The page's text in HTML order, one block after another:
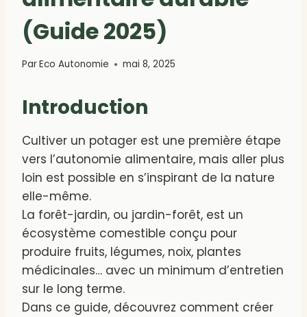
(Guide 2025)
ParEco Autonomie mai 8, 2025
Introduction
Cultiver un potager est une première étape
vers l’autonomie alimentaire, mais aller plus
loin est possible en s’inspirant de la nature
elle-même.
La forêt-jardin, ou jardin-forêt, est un
écosystème comestible conçu pour
produire fruits, légumes, noix, plantes
médicinales… avec un minimum d’entretien
sur le long terme.
Dans ce guide, découvrez comment créer